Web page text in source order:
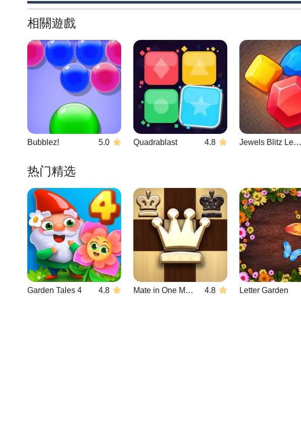
相關遊戲
Bubblez! 5.0 Quadrablast 4.8 Jewels Blitz Legends
热门精选
Garden Tales 4 4.8 Mate in One Move 4.8 Letter Garden